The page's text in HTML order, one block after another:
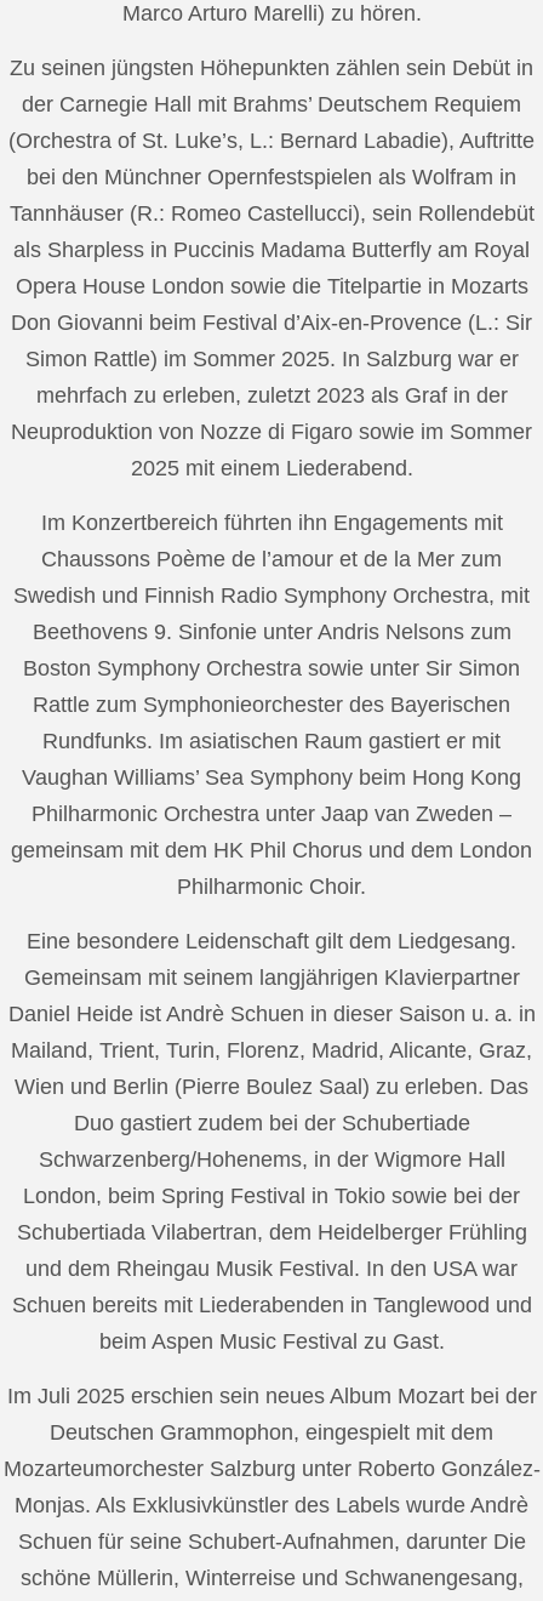
Marco Arturo Marelli) zu hören.
Zu seinen jüngsten Höhepunkten zählen sein Debüt in
der Carnegie Hall mit Brahms’ Deutschem Requiem
(Orchestra of St. Luke’s, L.: Bernard Labadie), Auftritte
bei den Münchner Opernfestspielen als Wolfram in
Tannhäuser (R.: Romeo Castellucci), sein Rollendebüt
als Sharpless in Puccinis Madama Butterfly am Royal
Opera House London sowie die Titelpartie in Mozarts
Don Giovanni beim Festival d’Aix-en-Provence (L.: Sir
Simon Rattle) im Sommer 2025. In Salzburg war er
mehrfach zu erleben, zuletzt 2023 als Graf in der
Neuproduktion von Nozze di Figaro sowie im Sommer
2025 mit einem Liederabend.
Im Konzertbereich führten ihn Engagements mit
Chaussons Poème de l’amour et de la Mer zum
Swedish und Finnish Radio Symphony Orchestra, mit
Beethovens 9. Sinfonie unter Andris Nelsons zum
Boston Symphony Orchestra sowie unter Sir Simon
Rattle zum Symphonieorchester des Bayerischen
Rundfunks. Im asiatischen Raum gastiert er mit
Vaughan Williams’ Sea Symphony beim Hong Kong
Philharmonic Orchestra unter Jaap van Zweden –
gemeinsam mit dem HK Phil Chorus und dem London
Philharmonic Choir.
Eine besondere Leidenschaft gilt dem Liedgesang.
Gemeinsam mit seinem langjährigen Klavierpartner
Daniel Heide ist Andrè Schuen in dieser Saison u. a. in
Mailand, Trient, Turin, Florenz, Madrid, Alicante, Graz,
Wien und Berlin (Pierre Boulez Saal) zu erleben. Das
Duo gastiert zudem bei der Schubertiade
Schwarzenberg/Hohenems, in der Wigmore Hall
London, beim Spring Festival in Tokio sowie bei der
Schubertiada Vilabertran, dem Heidelberger Frühling
und dem Rheingau Musik Festival. In den USA war
Schuen bereits mit Liederabenden in Tanglewood und
beim Aspen Music Festival zu Gast.
Im Juli 2025 erschien sein neues Album Mozart bei der
Deutschen Grammophon, eingespielt mit dem
Mozarteumorchester Salzburg unter Roberto González-
Monjas. Als Exklusivkünstler des Labels wurde Andrè
Schuen für seine Schubert-Aufnahmen, darunter Die
schöne Müllerin, Winterreise und Schwanengesang,